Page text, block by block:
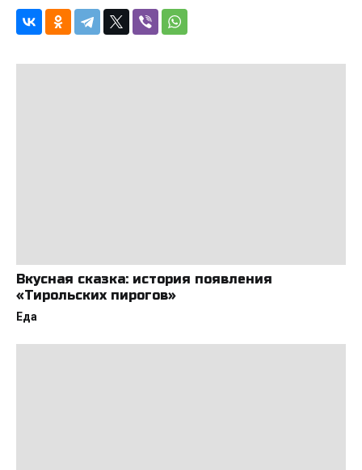
Вкусная сказка: история появления
«Тирольских пирогов»
Еда